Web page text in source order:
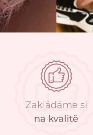
Zakládáme si
na kvalitě